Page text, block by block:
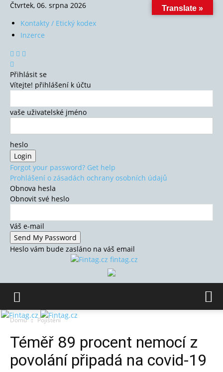
Čtvrtek, 06. srpna 2026
Kontakty / Etický kodex
Inzerce
Přihlásit se
Vítejte! přihlášení k účtu
vaše uživatelské jméno
heslo
Forgot your password? Get help
Prohlášení o zásadách ochrany osobních údajů
Obnova hesla
Obnovit své heslo
Váš e-mail
Heslo vám bude zasláno na váš email
fintag.cz
Domů Pojištění
Téměř 89 procent nemocí z
povolání připadá na covid-19
Translate »